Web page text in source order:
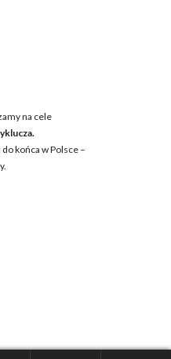
na cele
końca w Polsce –